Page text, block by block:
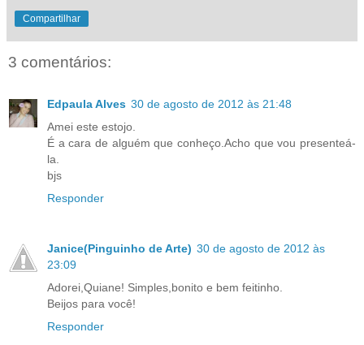
Compartilhar
3 comentários:
Edpaula Alves 30 de agosto de 2012 às 21:48
Amei este estojo.
É a cara de alguém que conheço.Acho que vou presenteá-
la.
bjs
Responder
Janice(Pinguinho de Arte) 30 de agosto de 2012 às
23:09
Adorei,Quiane! Simples,bonito e bem feitinho.
Beijos para você!
Responder